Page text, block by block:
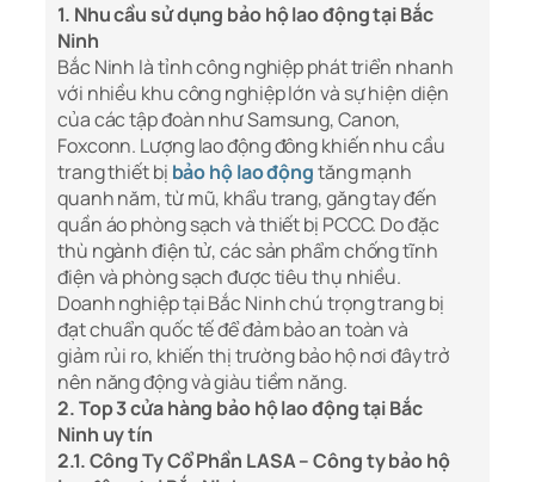
1. Nhu cầu sử dụng bảo hộ lao động tại Bắc
Ninh
Bắc Ninh là tỉnh công nghiệp phát triển nhanh
với nhiều khu công nghiệp lớn và sự hiện diện
của các tập đoàn như Samsung, Canon,
Foxconn. Lượng lao động đông khiến nhu cầu
trang thiết bị bảo hộ lao độngtăng mạnh
quanh năm, từ mũ, khẩu trang, găng tay đến
quần áo phòng sạch và thiết bị PCCC. Do đặc
thù ngành điện tử, các sản phẩm chống tĩnh
điện và phòng sạch được tiêu thụ nhiều.
Doanh nghiệp tại Bắc Ninh chú trọng trang bị
đạt chuẩn quốc tế để đảm bảo an toàn và
giảm rủi ro, khiến thị trường bảo hộ nơi đây trở
nên năng động và giàu tiềm năng.
2. Top 3 cửa hàng bảo hộ lao động tại Bắc
Ninh uy tín
2.1. Công Ty Cổ Phần LASA – Công ty bảo hộ